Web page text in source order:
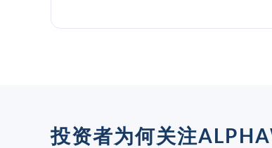
投资者为何关注